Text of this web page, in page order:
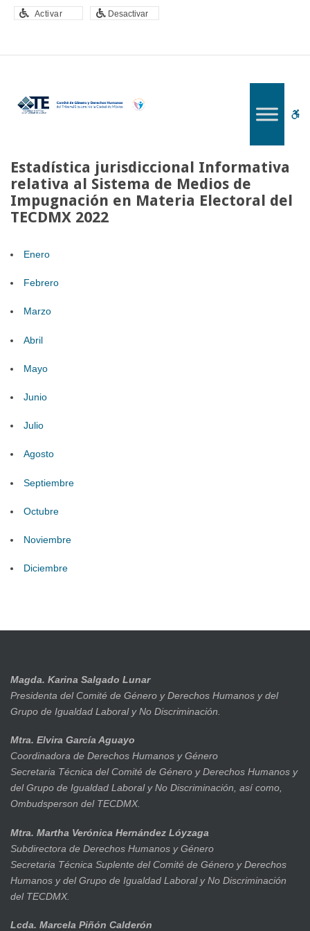
Estadística
Informativa
Sistema
Impugnación
Materia
Electoral
Activar Desactivar
Estadística jurisdiccional Informativa
relativa al Sistema de Medios de
Impugnación en Materia Electoral del
TECDMX 2022
Enero
Febrero
Marzo
Abril
Mayo
Junio
Julio
Agosto
Septiembre
Octubre
Noviembre
Diciembre
Magda. Karina Salgado Lunar
Presidenta del Comité de Género y Derechos Humanos y del
Grupo de Igualdad Laboral y No Discriminación.
Mtra. Elvira García Aguayo
Coordinadora de Derechos Humanos y Género
Secretaria Técnica del Comité de Género y Derechos Humanos y
del Grupo de Igualdad Laboral y No Discriminación, así como,
Ombudsperson del TECDMX.
Mtra. Martha Verónica Hernández Lóyzaga
Subdirectora de Derechos Humanos y Género
Secretaria Técnica Suplente del Comité de Género y Derechos
Humanos y del Grupo de Igualdad Laboral y No Discriminación
del TECDMX.
Lcda. Marcela Piñón Calderón